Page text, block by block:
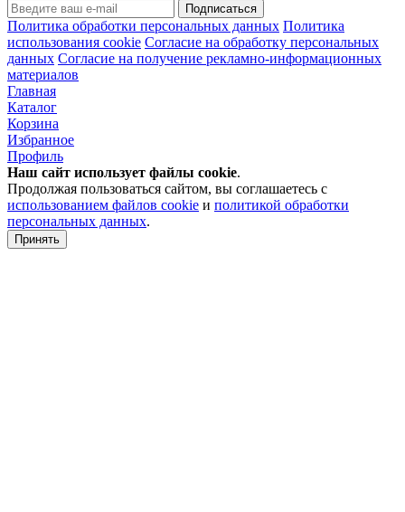
Подписаться
Политика обработки персональных данных Политика
использования cookie Согласие на обработку персональных
данных Согласие на получение рекламно-информационных
материалов
Главная
Каталог
Корзина
Избранное
Профиль
Наш сайт использует файлы cookie.
Продолжая пользоваться сайтом, вы соглашаетесь с
использованием файлов cookie и политикой обработки
персональных данных.
Принять